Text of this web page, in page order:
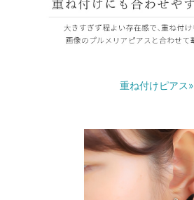
重ね付けピアス»